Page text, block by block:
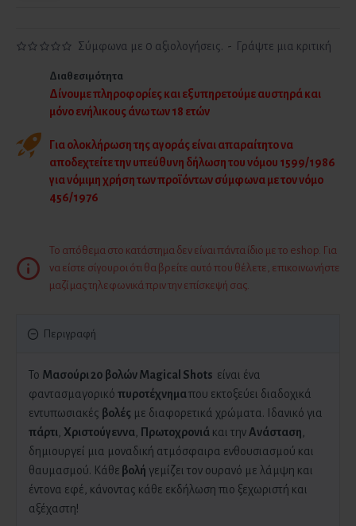
Σύμφωνα με 0 αξιολογήσεις. - Γράψτε μια κριτική
Διαθεσιμότητα
Δίνουμε πληροφορίες και εξυπηρετούμε αυστηρά και
μόνο ενήλικους άνω των 18 ετών
Για ολοκλήρωση της αγοράς είναι απαραίτητο να
αποδεχτείτε την υπεύθυνη δήλωση του νόμου 1599/1986
για νόμιμη χρήση των προϊόντων σύμφωνα με τον νόμο
456/1976
Το απόθεμα στο κατάστημα δεν είναι πάντα ίδιο με το eshop. Για
να είστε σίγουροι ότι θα βρείτε αυτό που θέλετε, επικοινωνήστε
μαζί μας τηλεφωνικά πριν την επίσκεψή σας.
Περιγραφή
Το Μασούρι 20 βολών Magical Shots είναι ένα
φαντασμαγορικό πυροτέχνημαπου εκτοξεύει διαδοχικά
εντυπωσιακές βολές με διαφορετικά χρώματα. Ιδανικό για
πάρτι Χριστούγεννα Πρωτοχρονιά και την Ανάσταση
δημιουργεί μια μοναδική ατμόσφαιρα ενθουσιασμού και
θαυμασμού. Κάθε βολή γεμίζει τον ουρανό με λάμψη και
έντονα εφέ, κάνοντας κάθε εκδήλωση πιο ξεχωριστή και
αξέχαστη!